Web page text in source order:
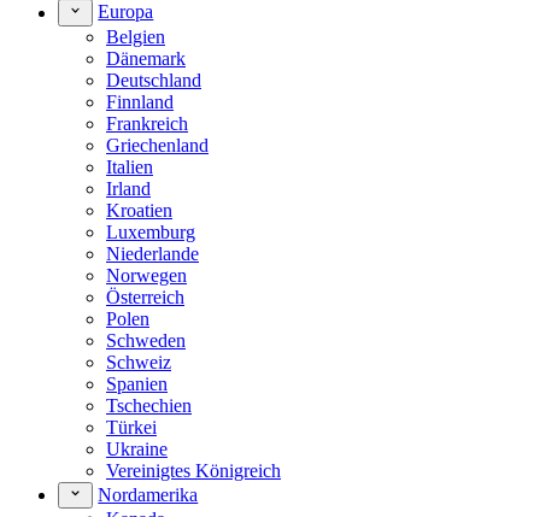
Europa
Belgien
Dänemark
Deutschland
Finnland
Frankreich
Griechenland
Italien
Irland
Kroatien
Luxemburg
Niederlande
Norwegen
Österreich
Polen
Schweden
Schweiz
Spanien
Tschechien
Türkei
Ukraine
Vereinigtes Königreich
Nordamerika